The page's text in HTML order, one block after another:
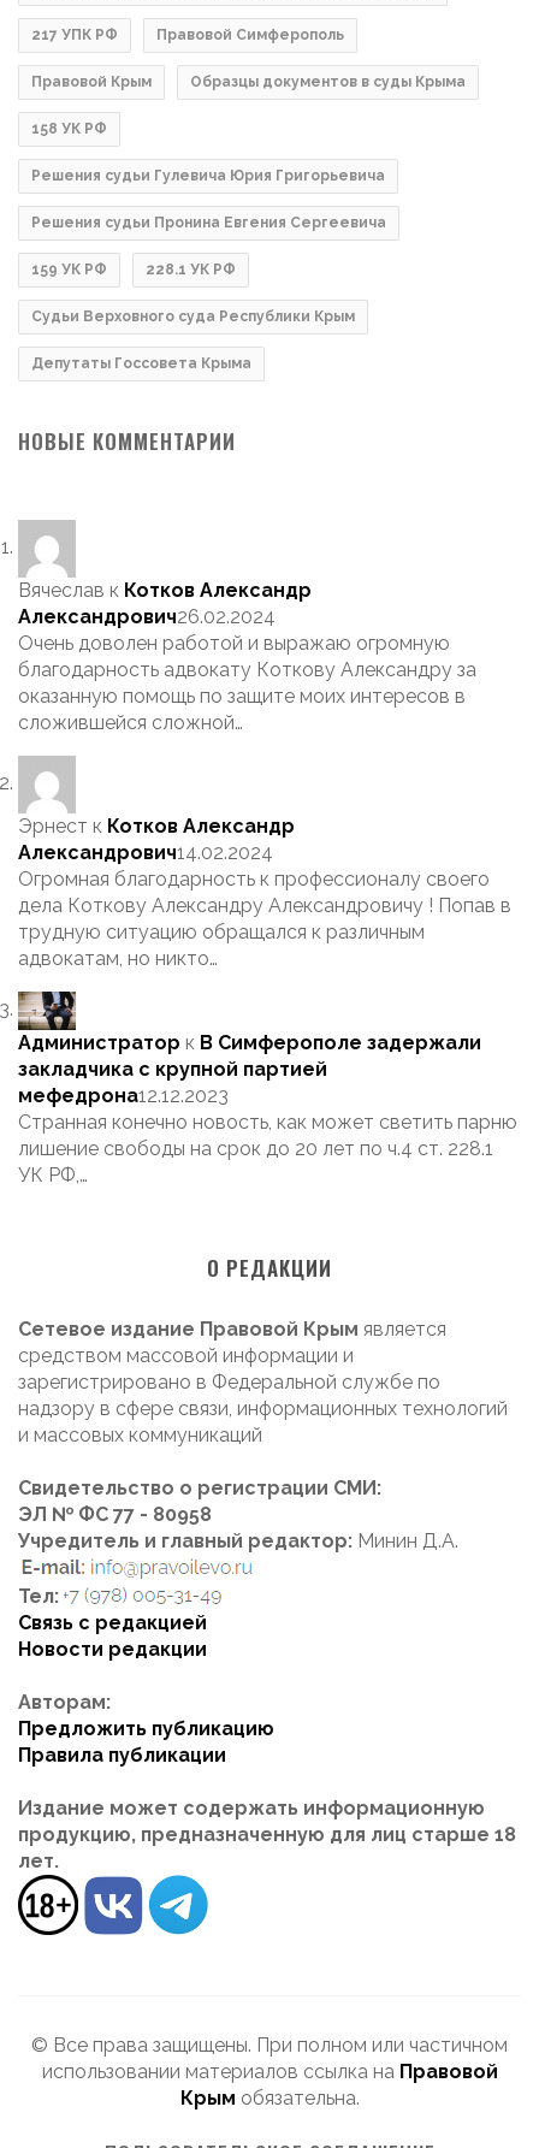
217 УПК РФ Правовой Симферополь
Правовой Крым Образцы документов в суды Крыма
158 УК РФ
Решения судьи Гулевича Юрия Григорьевича
Решения судьи Пронина Евгения Сергеевича
159 УК РФ 228.1 УК РФ
Судьи Верховного суда Республики Крым
Депутаты Госсовета Крыма
НОВЫЕ КОММЕНТАРИИ
Вячеслав к Котков Александр
Александрович26.02.2024
Очень доволен работой и выражаю огромную
благодарность адвокату Коткову Александру за
оказанную помощь по защите моих интересов в
сложившейся сложной…
Эрнест к Котков Александр
Александрович14.02.2024
Огромная благодарность к профессионалу своего
дела Коткову Александру Александровичу ! Попав в
трудную ситуацию обращался к различным
адвокатам, но никто…
Администратор к В Симферополе задержали
закладчика с крупной партией
мефедрона12.12.2023
Странная конечно новость, как может светить парню
лишение свободы на срок до 20 лет по ч.4 ст. 228.1
УК РФ,…
О РЕДАКЦИИ
Сетевое издание Правовой Крым является
средством массовой информации и
зарегистрировано в Федеральной службе по
надзору в сфере связи, информационных технологий
и массовых коммуникаций
Свидетельство о регистрации СМИ:
ЭЛ № ФС 77 - 80958
Учредитель и главный редактор: Минин Д.А.
Тел:
Связь с редакцией
Новости редакции
Авторам:
Предложить публикацию
Правила публикации
Издание может содержать информационную
продукцию, предназначенную для лиц старше 18
лет.
© Все права защищены. При полном или частичном
использовании материалов ссылка на Правовой
Крым обязательна.